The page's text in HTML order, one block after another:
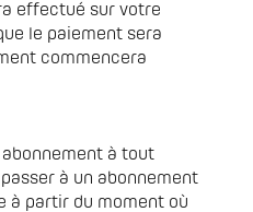
effectué sur votre
le paiement sera
commencera
abonnement à tout
à un abonnement
à partir du moment où